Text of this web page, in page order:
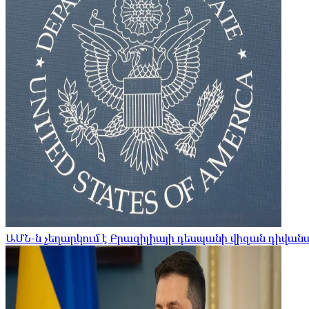
ԱՄՆ-ն չեղարկում է Բրազիլիայի դեսպանի վիզան